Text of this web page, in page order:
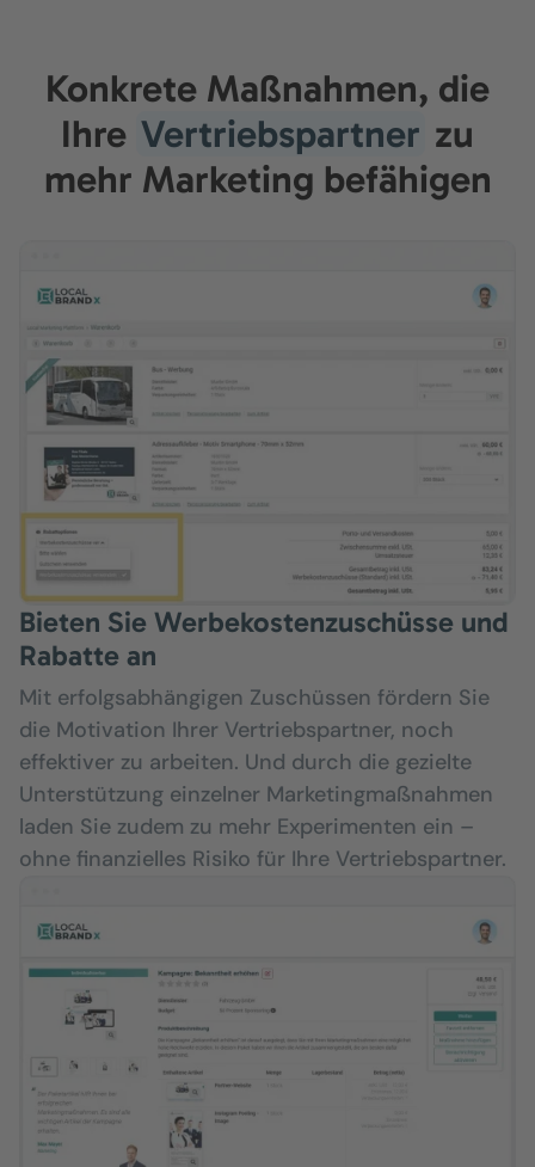
Konkrete Maßnahmen, die
Ihre Vertriebspartner zu
mehr Marketing befähigen
Bieten Sie Werbekostenzuschüsse und
Rabatte an
Mit erfolgsabhängigen Zuschüssen fördern Sie
die Motivation Ihrer Vertriebspartner, noch
effektiver zu arbeiten. Und durch die gezielte
Unterstützung einzelner Marketingmaßnahmen
laden Sie zudem zu mehr Experimenten ein –
ohne finanzielles Risiko für Ihre Vertriebspartner.